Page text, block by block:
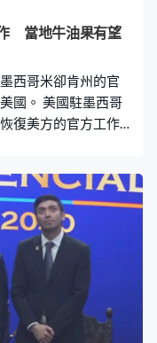
發使用的是同一支
，兩人分別接受警
當地牛油果有望
西哥米卻肯州的官
國。 美國駐墨西哥
復美方的官方工作
周三基於安全考慮
油果檢驗，指美國
美國農業部官員遭
美國的牛油果出